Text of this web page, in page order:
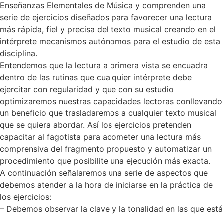
Enseñanzas Elementales de Música y comprenden una
serie de ejercicios diseñados para favorecer una lectura
más rápida, fiel y precisa del texto musical creando en el
intérprete mecanismos autónomos para el estudio de esta
disciplina.
Entendemos que la lectura a primera vista se encuadra
dentro de las rutinas que cualquier intérprete debe
ejercitar con regularidad y que con su estudio
optimizaremos nuestras capacidades lectoras conllevando
un beneficio que trasladaremos a cualquier texto musical
que se quiera abordar. Así los ejercicios pretenden
capacitar al fagotista para acometer una lectura más
comprensiva del fragmento propuesto y automatizar un
procedimiento que posibilite una ejecución más exacta.
A continuación señalaremos una serie de aspectos que
debemos atender a la hora de iniciarse en la práctica de
los ejercicios:
– Debemos observar la clave y la tonalidad en las que está